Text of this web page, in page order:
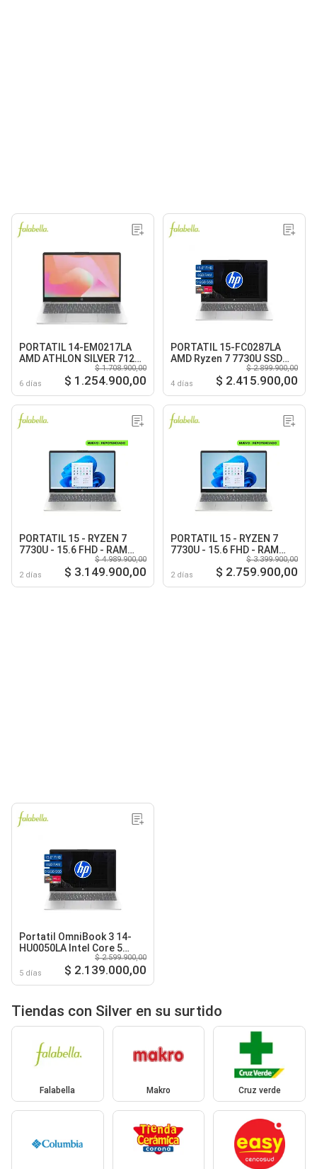
PORTATIL 14-EM0217LA
AMD ATHLON SILVER 7120U
8GB LPDDR5 512GB SSD 14
HD DORADA
6 días
$ 1.708.900,00
$ 1.254.900,00
PORTATIL 15-FC0287LA
AMD Ryzen 7 7730U SSD
512GB 8GB 15.6 FHD,
Windows 11 Home, Silver
4 días
$ 2.899.900,00
$ 2.415.900,00
PORTATIL 15 - RYZEN 7
7730U - 15.6 FHD - RAM
24GB DDR4 3200MHZ - 1TB
M.2 - CHAMPAGNE SILVER
2 días
$ 4.989.900,00
$ 3.149.900,00
PORTATIL 15 - RYZEN 7
7730U - 15.6 FHD - RAM
24GB DDR4 3200MHZ -
512GB M.2 - CHAMPAGNE
2 días
$ 3.399.900,00
$ 2.759.900,00
Portatil OmniBook 3 14-
HU0050LA Intel Core 5
120U SSD 512GB DDR5 8GB
14 IPS 2K Windows 11
5 días
$ 2.599.900,00
$ 2.139.000,00
Tiendas con Silver en su surtido
Falabella Makro Cruz verde